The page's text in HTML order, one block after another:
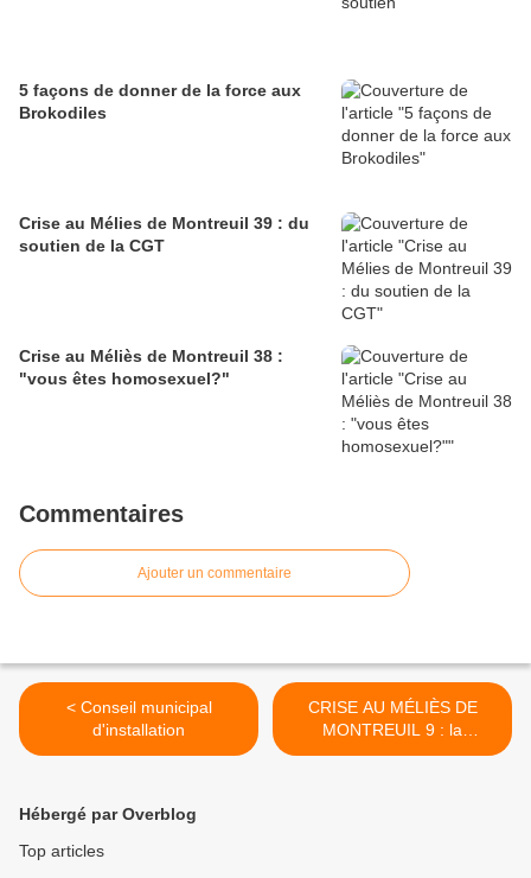
5 façons de donner de la force aux
Brokodiles
Crise au Mélies de Montreuil 39 : du
soutien de la CGT
Crise au Méliès de Montreuil 38 :
"vous êtes homosexuel?"
Commentaires
Ajouter un commentaire
< Conseil municipal
d'installation
CRISE AU MÉLIÈS DE
MONTREUIL 9 : la
Croisette des chemins >
Hébergé par Overblog
Top articles